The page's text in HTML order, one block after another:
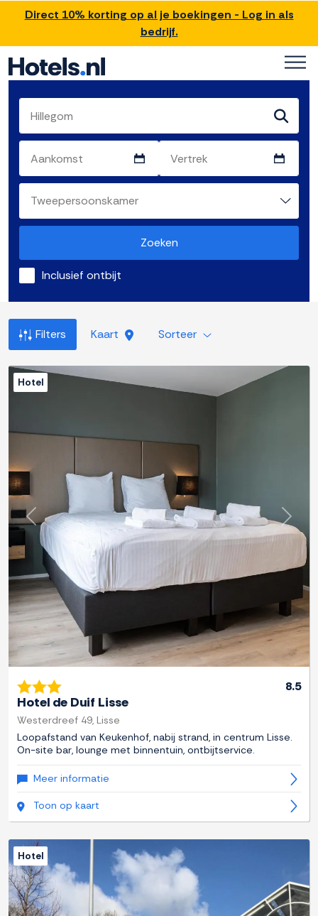
Direct 10% korting op al je boekingen - Log in als
bedrijf.
Zoeken
Inclusief ontbijt
Filters Kaart Sorteer
Previous Next
Hotel
8.5
Hotel de Duif Lisse
Westerdreef 49, Lisse
Loopafstand van Keukenhof, nabij strand, in centrum Lisse.
On-site bar, lounge met binnentuin, ontbijtservice.
Meer informatie
Toon op kaart
Hotel